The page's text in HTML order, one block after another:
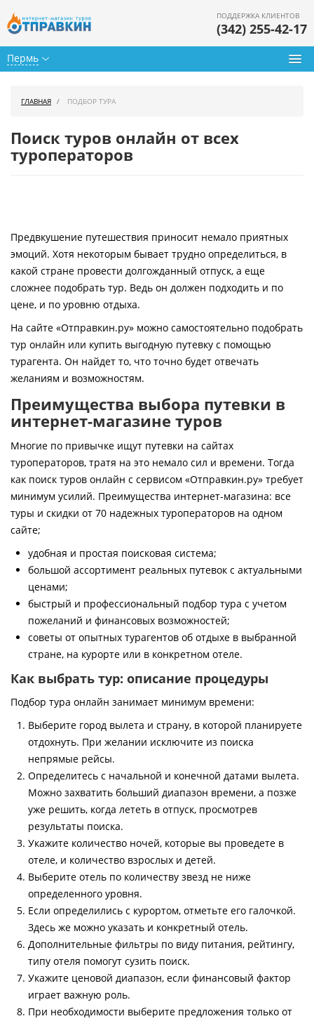
Пермь
ПОДДЕРЖКА КЛИЕНТОВ
(342) 255-42-17
Горящие туры
Страны
Как купить
Контакты
ГЛАВНАЯ ПОДБОР ТУРА
Поиск туров онлайн от всех
туроператоров
Предвкушение путешествия приносит немало приятных
эмоций. Хотя некоторым бывает трудно определиться, в
какой стране провести долгожданный отпуск, а еще
сложнее подобрать тур. Ведь он должен подходить и по
цене, и по уровню отдыха.
На сайте «Отправкин.ру» можно самостоятельно подобрать
тур онлайн или купить выгодную путевку с помощью
турагента. Он найдет то, что точно будет отвечать
желаниям и возможностям.
Преимущества выбора путевки в
интернет-магазине туров
Многие по привычке ищут путевки на сайтах
туроператоров, тратя на это немало сил и времени. Тогда
как поиск туров онлайн с сервисом «Отправкин.ру» требует
минимум усилий. Преимущества интернет-магазина: все
туры и скидки от 70 надежных туроператоров на одном
сайте;
удобная и простая поисковая система;
большой ассортимент реальных путевок с актуальными
ценами;
быстрый и профессиональный подбор тура с учетом
пожеланий и финансовых возможностей;
советы от опытных турагентов об отдыхе в выбранной
стране, на курорте или в конкретном отеле.
Как выбрать тур: описание процедуры
Подбор тура онлайн занимает минимум времени:
Выберите город вылета и страну, в которой планируете
отдохнуть. При желании исключите из поиска
непрямые рейсы.
Определитесь с начальной и конечной датами вылета.
Можно захватить больший диапазон времени, а позже
уже решить, когда лететь в отпуск, просмотрев
результаты поиска.
Укажите количество ночей, которые вы проведете в
отеле, и количество взрослых и детей.
Выберите отель по количеству звезд не ниже
определенного уровня.
Если определились с курортом, отметьте его галочкой.
Здесь же можно указать и конкретный отель.
Дополнительные фильтры по виду питания, рейтингу,
типу отеля помогут сузить поиск.
Укажите ценовой диапазон, если финансовый фактор
играет важную роль.
При необходимости выберите предложения только от